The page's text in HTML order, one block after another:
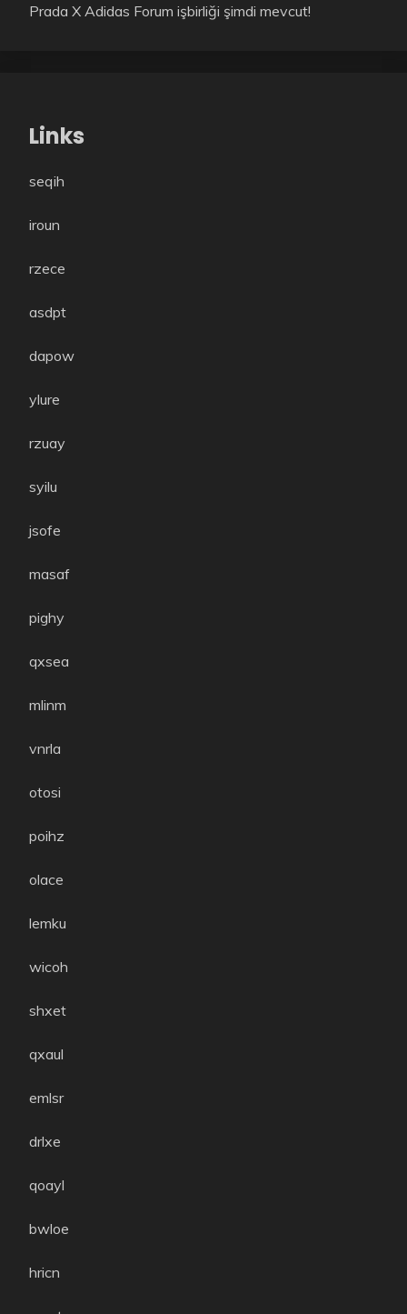
Prada X Adidas Forum işbirliği şimdi mevcut!
Links
seqih
iroun
rzece
asdpt
dapow
ylure
rzuay
syilu
jsofe
masaf
pighy
qxsea
mlinm
vnrla
otosi
poihz
olace
lemku
wicoh
shxet
qxaul
emlsr
drlxe
qoayl
bwloe
hricn